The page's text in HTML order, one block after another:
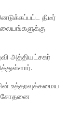
திடீர்
அத்தியட்சகர்
உத்தரவுக்கமைய